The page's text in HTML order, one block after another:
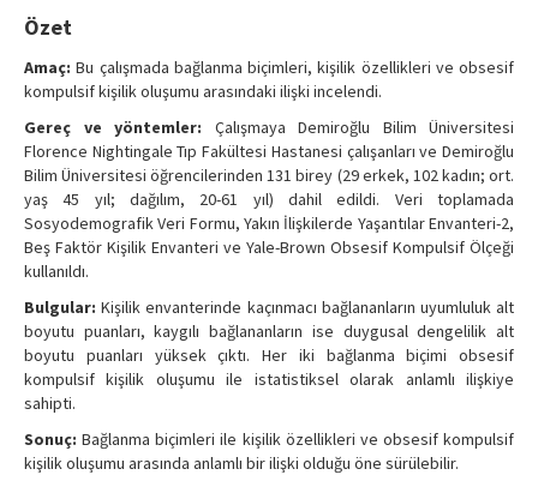
Özet
Amaç: Bu çalışmada bağlanma biçimleri, kişilik özellikleri ve obsesif
kompulsif kişilik oluşumu arasındaki ilişki incelendi.
Gereç ve yöntemler: Çalışmaya Demiroğlu Bilim Üniversitesi
Florence Nightingale Tıp Fakültesi Hastanesi çalışanları ve Demiroğlu
Bilim Üniversitesi öğrencilerinden 131 birey (29 erkek, 102 kadın; ort.
yaş 45 yıl; dağılım, 20-61 yıl) dahil edildi. Veri toplamada
Sosyodemografik Veri Formu, Yakın İlişkilerde Yaşantılar Envanteri-2,
Beş Faktör Kişilik Envanteri ve Yale-Brown Obsesif Kompulsif Ölçeği
kullanıldı.
Bulgular: Kişilik envanterinde kaçınmacı bağlananların uyumluluk alt
boyutu puanları, kaygılı bağlananların ise duygusal dengelilik alt
boyutu puanları yüksek çıktı. Her iki bağlanma biçimi obsesif
kompulsif kişilik oluşumu ile istatistiksel olarak anlamlı ilişkiye
sahipti.
Sonuç: Bağlanma biçimleri ile kişilik özellikleri ve obsesif kompulsif
kişilik oluşumu arasında anlamlı bir ilişki olduğu öne sürülebilir.